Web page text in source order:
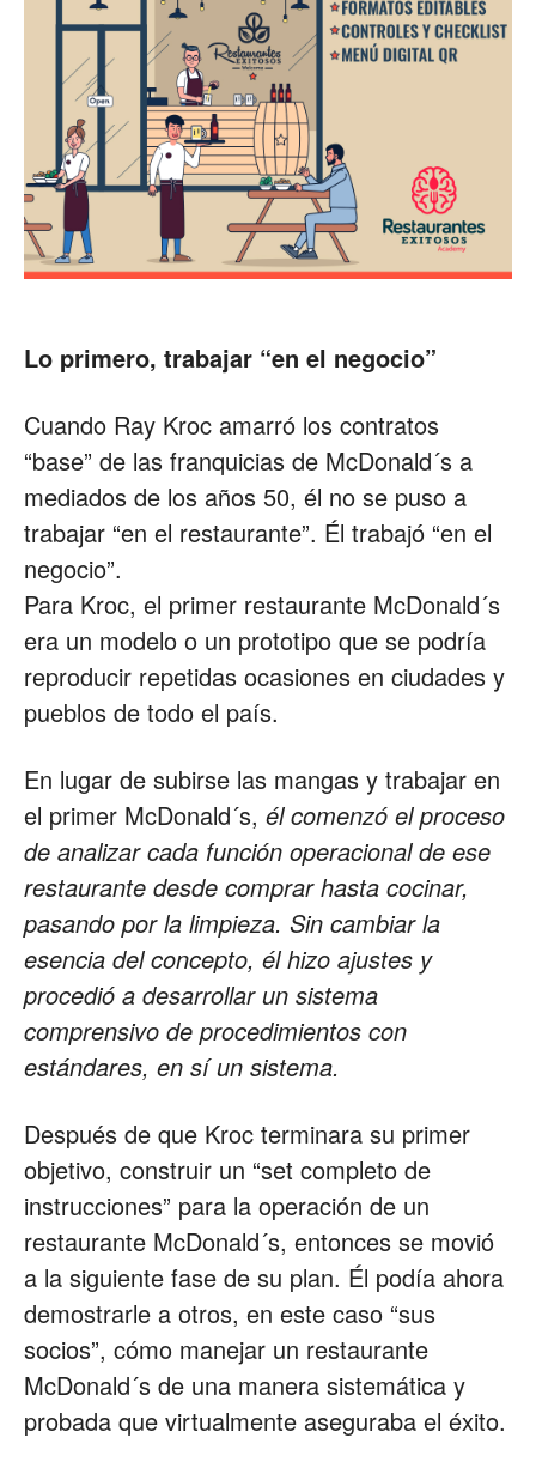
Lo primero, trabajar “en el negocio”
Cuando Ray Kroc amarró los contratos
“base” de las franquicias de McDonald´s a
mediados de los años 50, él no se puso a
trabajar “en el restaurante”. Él trabajó “en el
negocio”.
Para Kroc, el primer restaurante McDonald´s
era un modelo o un prototipo que se podría
reproducir repetidas ocasiones en ciudades y
pueblos de todo el país.
En lugar de subirse las mangas y trabajar en
el primer McDonald´s, él comenzó el proceso
de analizar cada función operacional de ese
restaurante desde comprar hasta cocinar,
pasando por la limpieza. Sin cambiar la
esencia del concepto, él hizo ajustes y
procedió a desarrollar un sistema
comprensivo de procedimientos con
estándares, en sí un sistema.
Después de que Kroc terminara su primer
objetivo, construir un “set completo de
instrucciones” para la operación de un
restaurante McDonald´s, entonces se movió
a la siguiente fase de su plan. Él podía ahora
demostrarle a otros, en este caso “sus
socios”, cómo manejar un restaurante
McDonald´s de una manera sistemática y
probada que virtualmente aseguraba el éxito.